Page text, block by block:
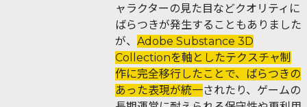
ャラクターの見た目などクオリティに
ばらつきが発生することもありました
が、 Adobe Substance 3D
Collectionを軸としたテクスチャ制
作に完全移行したことで、ばらつきの
あった表現が統一されたり、ゲームの